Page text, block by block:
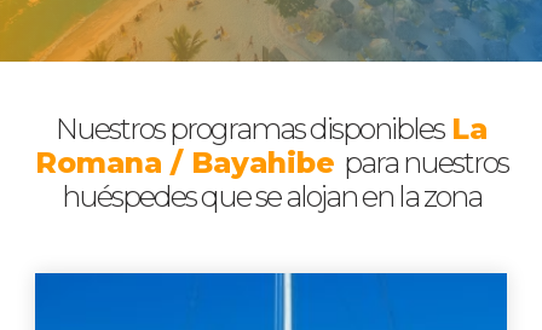
Nuestros programas disponibles La
Romana / Bayahibe para nuestros
huéspedes que se alojan en la zona